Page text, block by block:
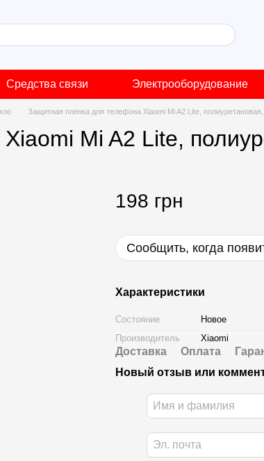
Средства связи Электрооборудование
Защитная пленка для телефона Xiaomi Mi A2 Lite, полиуретановая,
Mi A2 Lite,
198 грн
Сообщить, когда
Характеристики
Состояние
Новое
Производитель
Xiaomi
Доставка Оплата
Новый отзыв или